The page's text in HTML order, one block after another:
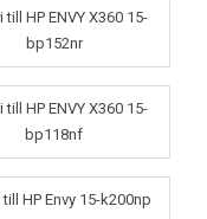
till HP ENVY X360 15-
bp152nr
till HP ENVY X360 15-
bp118nf
HP Envy 15-k200np